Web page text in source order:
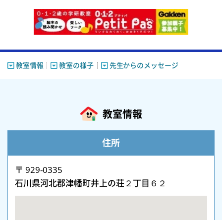
教室情報 教室の様子 先生からのメッセージ
教室情報
住所
〒 929-0335
石川県河北郡津幡町井上の荘２丁目６２